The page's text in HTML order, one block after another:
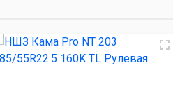
385/55R22.5 160K 18PR TL Рулевая